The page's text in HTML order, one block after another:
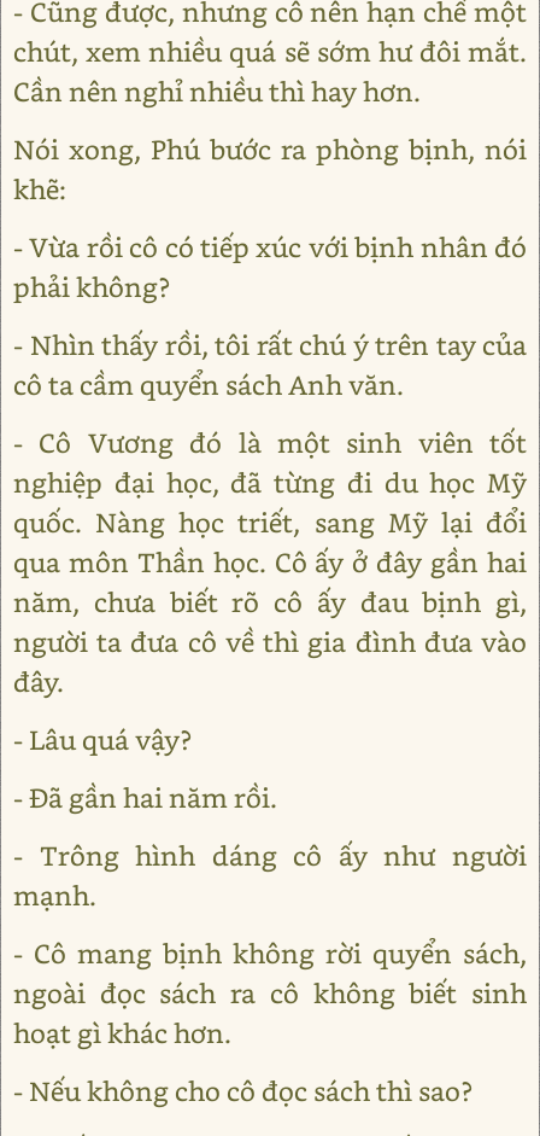
- Cũng được, nhưng cô nên hạn chế một
chút, xem nhiều quá sẽ sớm hư đôi mắt.
Cần nên nghỉ nhiều thì hay hơn.
Nói xong, Phú bước ra phòng bịnh, nói
khẽ:
- Vừa rồi cô có tiếp xúc với bịnh nhân đó
phải không?
- Nhìn thấy rồi, tôi rất chú ý trên tay của
cô ta cầm quyển sách Anh văn.
- Cô Vương đó là một sinh viên tốt
nghiệp đại học, đã từng đi du học Mỹ
quốc. Nàng học triết, sang Mỹ lại đổi
qua môn Thần học. Cô ấy ở đây gần hai
năm, chưa biết rõ cô ấy đau bịnh gì,
người ta đưa cô về thì gia đình đưa vào
đây.
- Lâu quá vậy?
- Đã gần hai năm rồi.
- Trông hình dáng cô ấy như người
mạnh.
- Cô mang bịnh không rời quyển sách,
ngoài đọc sách ra cô không biết sinh
hoạt gì khác hơn.
- Nếu không cho cô đọc sách thì sao?